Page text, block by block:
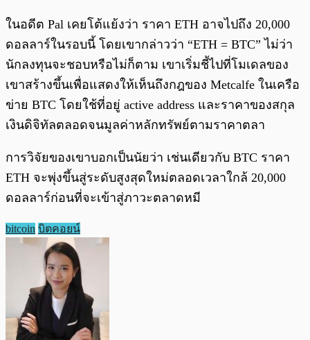
ในอดีต Pal เคยโต้แย้งว่า ราคา ETH อาจไปถึง 20,000
ดอลลาร์ในรอบนี้ โดยเขากล่าวว่า “ETH = BTC” ไม่ว่า
นักลงทุนจะชอบหรือไม่ก็ตาม เขาเริ่มชี้ไปที่โมเดลของ
เขาสร้างขึ้นเพื่อแสดงให้เห็นถึงกฎของ Metcalfe ในเครือ
ข่าย BTC โดยใช้ที่อยู่ active address และราคาของสกุล
เงินดิจิทัลตลอดจนมูลค่าหลักทรัพย์ตามราคาตลา
การวิจัยของเขาบอกเป็นนัยว่า เช่นเดียวกับ BTC ราคา
ETH จะพุ่งขึ้นสู่ระดับสูงสุดใหม่ตลอดเวลาใกล้ 20,000
ดอลลาร์ก่อนที่จะเข้าสู่ภาวะตลาดหมี
bitcoin บิตคอยน์